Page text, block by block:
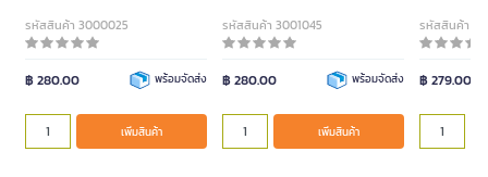
รหัสสินค้า 3000025
฿ 280.00 พร้อมจัดส่ง
เพิ่มสินค้า
รหัสสินค้า 3001045
฿ 280.00 พร้อมจัดส่ง
เพิ่มสินค้า
รหัสสินค้า
฿ 279.00